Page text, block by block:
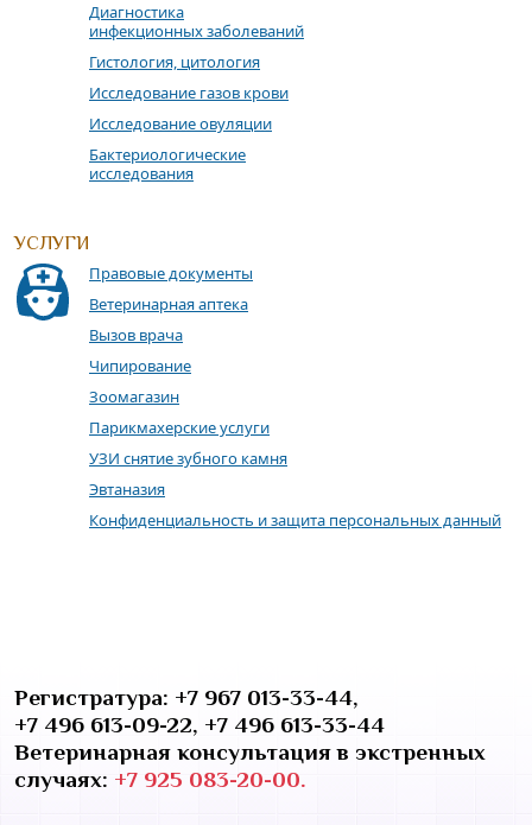
Диагностика
инфекционных заболеваний
Гистология, цитология
Исследование газов крови
Исследование овуляции
Бактериологические
исследования
УСЛУГИ
Правовые документы
Ветеринарная аптека
Вызов врача
Чипирование
Зоомагазин
Парикмахерские услуги
УЗИ снятие зубного камня
Эвтаназия
Конфиденциальность и защита персональных данный
Регистратура: +7 967 013-33-44,
+7 496 613-09-22, +7 496 613-33-44
Ветеринарная консультация в экстренных
случаях: +7 925 083-20-00.